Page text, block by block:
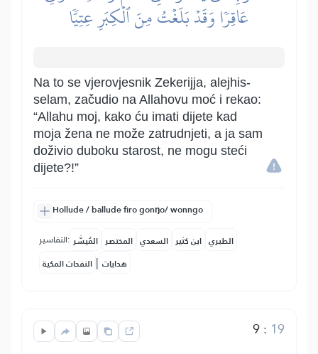
عَاقِرٗا وَقَدۡ بَلَغۡتُ مِنَ ٱلۡكِبَرِ عِتِيّٗا
Na to se vjerovjesnik Zekerijja, alejhis-
selam, začudio na Allahovu moć i rekao:
“Allahu moj, kako ću imati dijete kad
moja žena ne može zatrudnjeti, a ja sam
doživio duboku starost, ne mogu steći
dijete?!”
Hollude / ballude firo gonŋo/ wonngo
التفاسير: المُيسَّر المختصر السعدي ابن كثير الطبري
النفحات المكية | هدايات
9: 19